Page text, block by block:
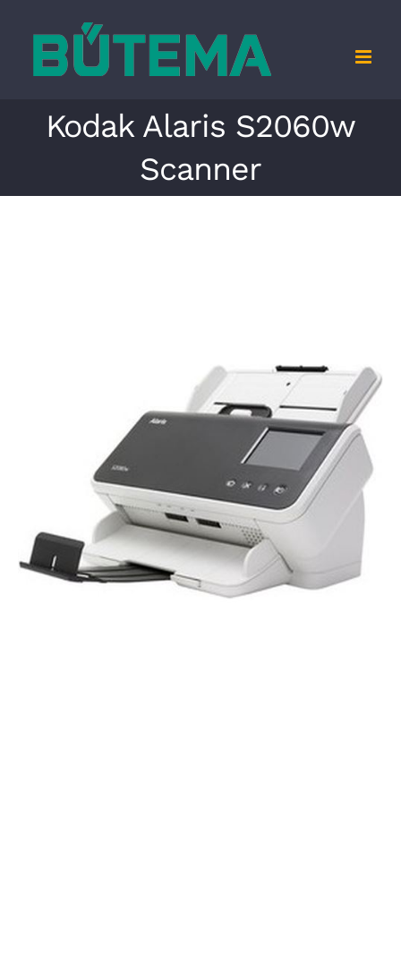
Inhalt
springen
Kodak Alaris S2060w
Scanner